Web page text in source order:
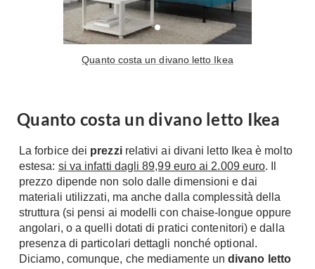
Letti
Comodino
Camere Classiche
Lenzuola
Letti a Scomparsa
Armadi
Armadio ante Battenti
Armadi ante
Scorrevoli
Cabine Armadio
Armadi su misura
Restauri
Impianti
Hi-Fi
Hi-Fi
Console
Porte
Blindate
Porte Interne
Porte Scorrevoli
Quanto costa un divano letto Ikea
Quanto costa un divano letto Ikea
La forbice dei prezzirelativi ai divani letto Ikea è molto
estesa: si va infatti dagli 89,99 euro ai 2.009 euro. Il
prezzo dipende non solo dalle dimensioni e dai
materiali utilizzati, ma anche dalla complessità della
struttura (si pensi ai modelli con chaise-longue oppure
angolari, o a quelli dotati di pratici contenitori) e dalla
presenza di particolari dettagli nonché optional.
Diciamo, comunque, che mediamente un divano letto